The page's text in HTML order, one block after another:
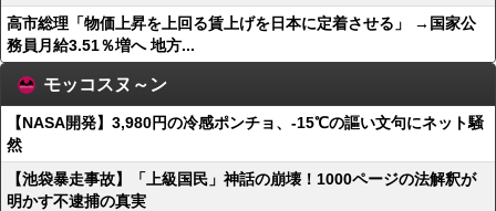
高市総理「物価上昇を上回る賃上げを日本に定着させる」 →国家公
務員月給3.51％増へ 地方...
モッコスヌ～ン
【NASA開発】3,980円の冷感ポンチョ、-15℃の謳い文句にネット騒
然
【池袋暴走事故】「上級国民」神話の崩壊！1000ページの法解釈が
明かす不逮捕の真実